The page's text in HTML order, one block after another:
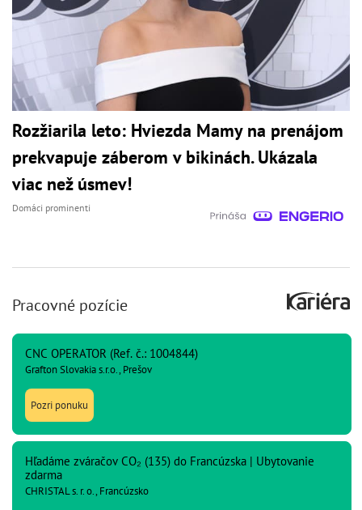
Rozžiarila leto: Hviezda Mamy na prenájom
prekvapuje záberom v bikinách. Ukázala
viac než úsmev!
Domáci prominenti
Pracovné pozície
CNC OPERATOR (Ref. č.: 1004844)
Grafton Slovakia s.r.o., Prešov
Pozri ponuku
Hľadáme zváračov CO₂ (135) do Francúzska | Ubytovanie
zdarma
CHRISTAL s. r. o., Francúzsko